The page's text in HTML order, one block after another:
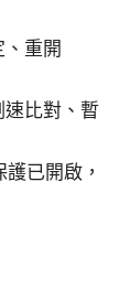
、重開
速比對、暫
已開啟，